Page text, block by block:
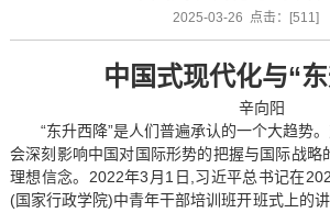
2025-03-26 点击：[511]
中国式现代化与“
辛向阳
“东升西降”是人们普遍承认的一个大趋势
会深刻影响中国对国际形势的把握与国际战略
理想信念。2022年3月1日,习近平总书记在
(国家行政学院)中青年干部培训班开班式上的